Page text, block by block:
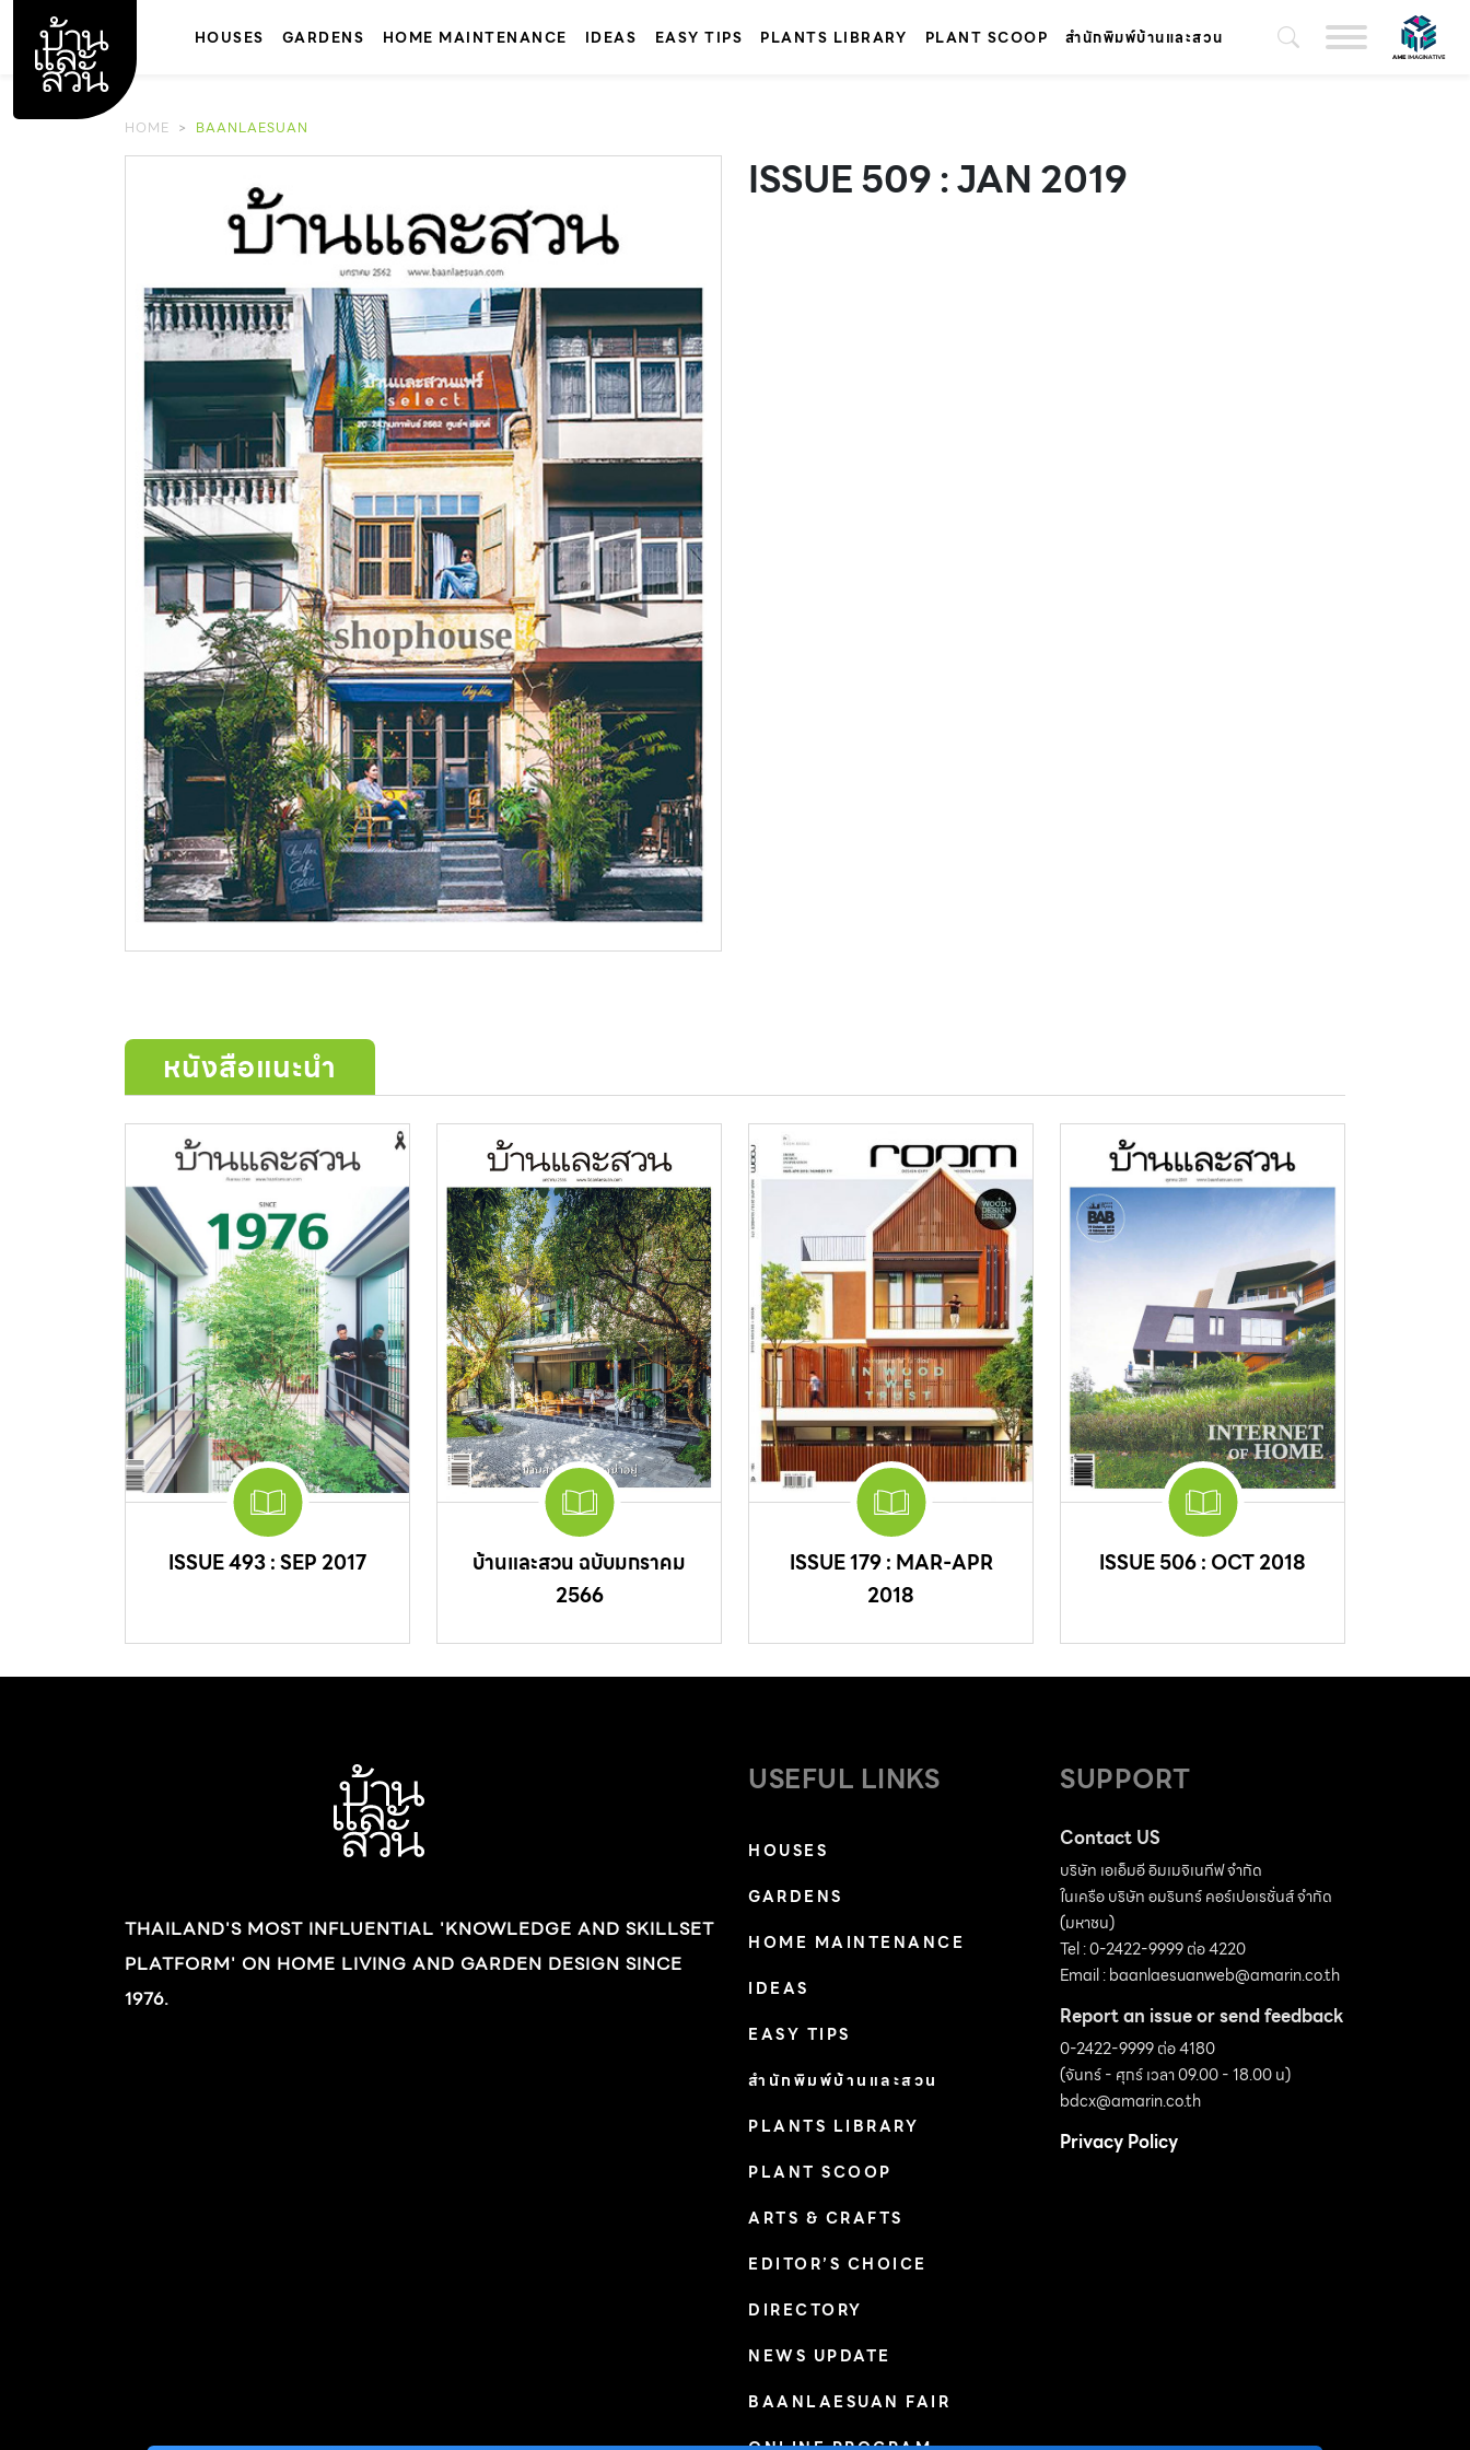
content
HOUSES GARDENS HOME MAINTENANCE IDEAS EASY TIPS PLANTS LIBRARY PLANT SCOOP สำนักพิมพ์บ้านและสวน
HOME BAANLAESUAN
ISSUE 509 : JAN 2019
หนังสือแนะนำ
ISSUE 493 : SEP 2017
บ้านและสวน ฉบับมกราคม
2566
ISSUE 179 : MAR-APR
2018
ISSUE 506 : OCT 2018
THAILAND'S MOST INFLUENTIAL 'KNOWLEDGE AND SKILLSET
PLATFORM' ON HOME LIVING AND GARDEN DESIGN SINCE
1976.
USEFUL LINKS
HOUSES
GARDENS
HOME MAINTENANCE
IDEAS
EASY TIPS
สำนักพิมพ์บ้านและสวน
PLANTS LIBRARY
PLANT SCOOP
ARTS & CRAFTS
EDITOR’S CHOICE
DIRECTORY
NEWS UPDATE
BAANLAESUAN FAIR
SUPPORT
Contact US
บริษัท เอเอ็มอี อิมเมจิเนทีฟ จำกัด
ในเครือ บริษัท อมรินทร์ คอร์เปอเรชั่นส์ จำกัด
(มหาชน)
Tel : 0-2422-9999 ต่อ 4220
Email :baanlaesuanweb@amarin.co.th
Report an issue or send feedback
0-2422-9999 ต่อ 4180
(จันทร์ - ศุกร์ เวลา 09.00 - 18.00 น)
bdcx@amarin.co.th
Privacy Policy